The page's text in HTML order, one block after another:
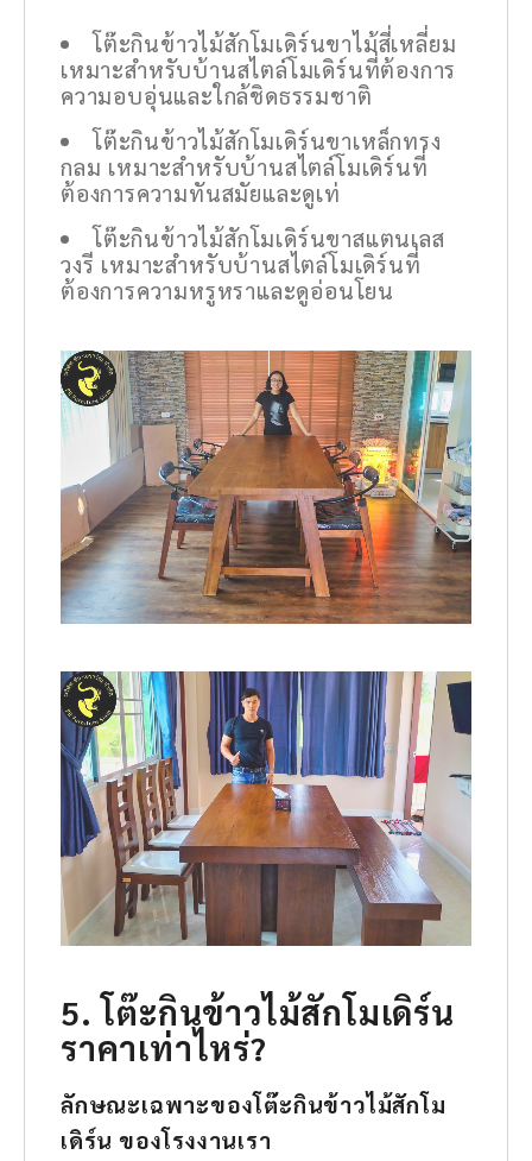
โต๊ะกินข้าวไม้สักโมเดิร์นขาไม้สี่เหลี่ยม
เหมาะสำหรับบ้านสไตล์โมเดิร์นที่ต้องการ
ความอบอุ่นและใกล้ชิดธรรมชาติ
โต๊ะกินข้าวไม้สักโมเดิร์นขาเหล็กทรง
กลม เหมาะสำหรับบ้านสไตล์โมเดิร์นที่
ต้องการความทันสมัยและดูเท่
โต๊ะกินข้าวไม้สักโมเดิร์นขาสแตนเลส
วงรี เหมาะสำหรับบ้านสไตล์โมเดิร์นที่
ต้องการความหรูหราและดูอ่อนโยน
5. โต๊ะกินข้าวไม้สักโมเดิร์น
ราคาเท่าไหร่?
ลักษณะเฉพาะของโต๊ะกินข้าวไม้สักโม
เดิร์น ของโรงงานเรา